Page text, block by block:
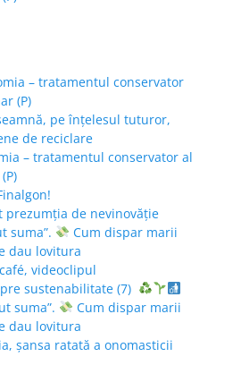
– tratamentul conservator
(P)
pe înțelesul tuturor,
de reciclare
– tratamentul conservator al
prezumția de nevinovăție
suma”.
Cum dispar marii
dau lovitura
videoclipul
sustenabilitate (7)
suma”.
Cum dispar marii
dau lovitura
șansa ratată a onomasticii